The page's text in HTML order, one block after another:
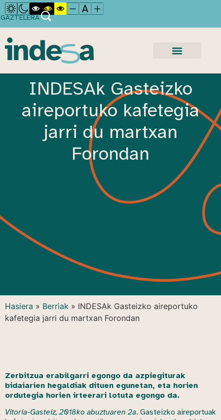
GAZTELERA
INDESAk Gasteizko
aireportuko kafetegia
jarri du martxan
Forondan
Hasiera » Berriak » INDESAk Gasteizko aireportuko
kafetegia jarri du martxan Forondan
Zerbitzua erabilgarri egongo da azpiegiturak
bidaiarien hegaldiak dituen egunetan, eta horien
ordutegia horien irteerari lotuta egongo da.
Vitoria-Gasteiz, 2018ko abuztuaren 2a. Gasteizko aireportuak